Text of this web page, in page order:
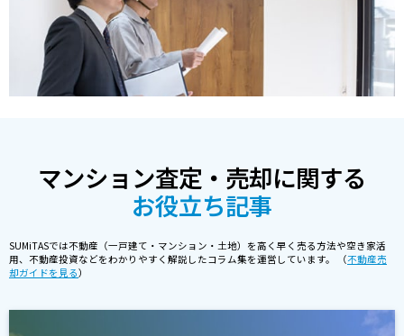
マンション査定・売却に関する
お役立ち記事
SUMiTASでは不動産（一戸建て・マンション・土地）を高く早く売る方法や空き家活
用、不動産投資などをわかりやすく解説したコラム集を運営しています。 （不動産売
却ガイドを見る）